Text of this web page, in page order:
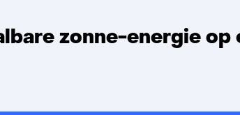
zonne-energie